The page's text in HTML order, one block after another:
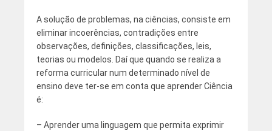
A solução de problemas, na ciências, consiste em
eliminar incoerências, contradições entre
observações, definições, classificações, leis,
teorias ou modelos. Daí que quando se realiza a
reforma curricular num determinado nível de
ensino deve ter-se em conta que aprender Ciência
é:
– Aprender uma linguagem que permita exprimir